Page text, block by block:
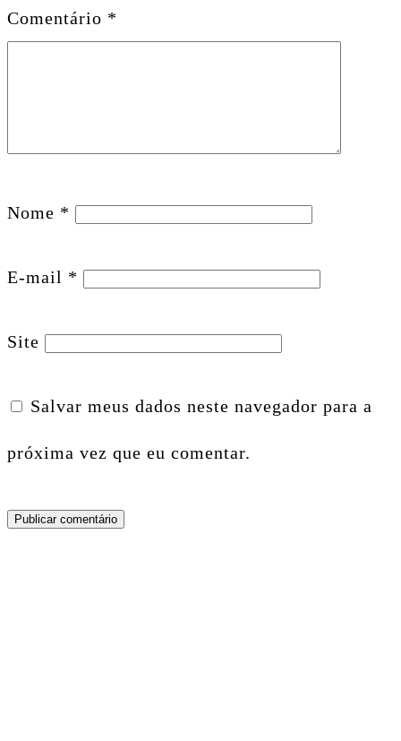
Comentário *
Nome *
E-mail *
Site
Salvar meus dados neste navegador para a
próxima vez que eu comentar.